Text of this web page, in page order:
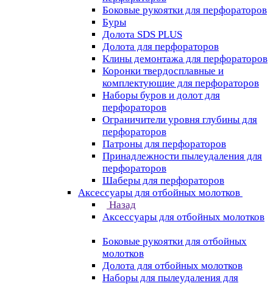
Боковые рукоятки для перфораторов
Буры
Долота SDS PLUS
Долота для перфораторов
Клины демонтажа для перфораторов
Коронки твердосплавные и
комплектующие для перфораторов
Наборы буров и долот для
перфораторов
Ограничители уровня глубины для
перфораторов
Патроны для перфораторов
Принадлежности пылеудаления для
перфораторов
Шаберы для перфораторов
Аксессуары для отбойных молотков
Назад
Аксессуары для отбойных молотков
Боковые рукоятки для отбойных
молотков
Долота для отбойных молотков
Наборы для пылеудаления для